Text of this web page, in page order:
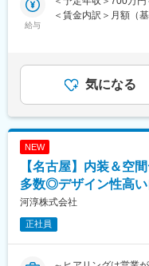
またオフィス用品通
顧客の利益を最大化
業以来黒字経営を記
変更の範囲：会社の
具体的な案件として
設、医療福祉施設、
■働き方、その他：
・フルフレックス制
・入寮条件はありま
・住宅融資や持株制
実しています。
給与
＜賃金内訳＞月額（
円［月40hの時間外
の時間外労働加味］
あくまでも目安の金
ります。月給(月額)
気になる
NEW
【名古屋】内装＆空
多数◎デザイン性高
河淳株式会社
正社員